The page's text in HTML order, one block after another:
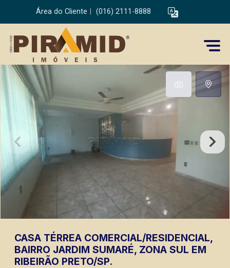
Área do Cliente (016) 2111-8888
CASA TÉRREA COMERCIAL/RESIDENCIAL,
BAIRRO JARDIM SUMARÉ, ZONA SUL EM
RIBEIRÃO PRETO/SP.